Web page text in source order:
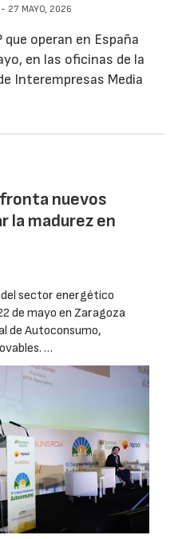
- 27 MAYO, 2026
que operan en España
en las oficinas de la
Interempresas Media
nuevos
la madurez en
sector energético
de mayo en Zaragoza
de Autoconsumo,
…